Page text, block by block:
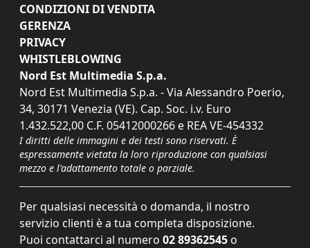
CONDIZIONI DI VENDITA
GERENZA
PRIVACY
WHISTLEBLOWING
Nord Est Multimedia S.p.a.
Nord Est Multimedia S.p.a. - Via Alessandro Poerio,
34, 30171 Venezia (VE). Cap. Soc. i.v. Euro
1.432.522,00 C.F. 05412000266 e REA VE-454332
I diritti delle immagini e dei testi sono riservati. È
espressamente vietata la loro riproduzione con qualsiasi
mezzo e l'adattamento totale o parziale.
Per qualsiasi necessità o domanda, il nostro
servizio clienti è a tua completa disposizione.
Puoi contattarci al numero 02 89362545 o